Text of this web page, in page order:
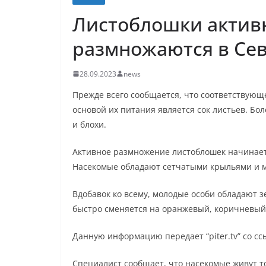
Листоблошки
размножаются в
28.09.2023 news
Прежде всего сообщается, что
основой их питания является сок листьев.
и блохи.
Активное размножение листоблошек
Насекомые обладают сетчатыми крыльями
Вдобавок ко всему, молодые особи обладают
быстро сменяется на оранжевый,
Данную информацию передает “piter.tv” со
Специалист сообщает, что насекомые живут